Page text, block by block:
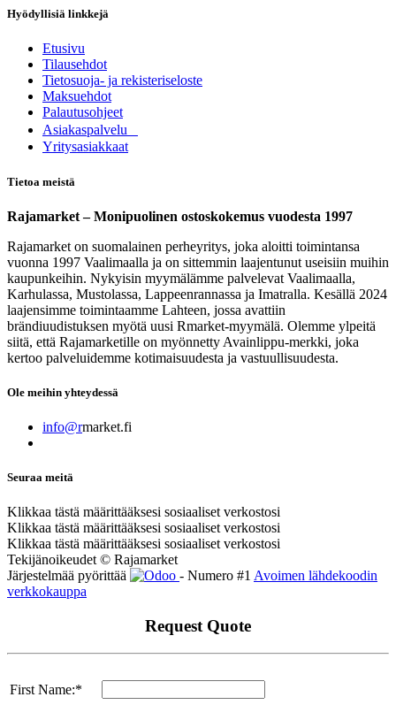
Hyödyllisiä linkkejä
Etusivu
Tilausehdot
Tietosuoja- ja rekisteriseloste
Maksuehdot
Palautusohjeet
Asia​k​aspalvelu
​Yritysasiakkaat
Tietoa meistä
Rajamarket – Monipuolinen ostoskokemus vuodesta 1997
Rajamarket on suomalainen perheyritys, joka aloitti toimintansa
vuonna 1997 Vaalimaalla ja on sittemmin laajentunut useisiin muihin
kaupunkeihin. Nykyisin myymälämme palvelevat Vaalimaalla,
Karhulassa, Mustolassa, Lappeenrannassa ja Imatralla. Kesällä 2024
laajensimme toimintaamme Lahteen, jossa avattiin
brändiuudistuksen myötä uusi Rmarket-myymälä. Olemme ylpeitä
siitä, että Rajamarketille on myönnetty Avainlippu-merkki, joka
kertoo palveluidemme kotimaisuudesta ja vastuullisuudesta.
Ole meihin yhteydessä
info@rmarket.fi
Seuraa meitä
Klikkaa tästä määrittääksesi sosiaaliset verkostosi
Klikkaa tästä määrittääksesi sosiaaliset verkostosi
Klikkaa tästä määrittääksesi sosiaaliset verkostosi
Tekijänoikeudet © Rajamarket
Järjestelmää pyörittää
- Numero #1 Avoimen lähdekoodin
verkkokauppa
Request Quote
First Name:*